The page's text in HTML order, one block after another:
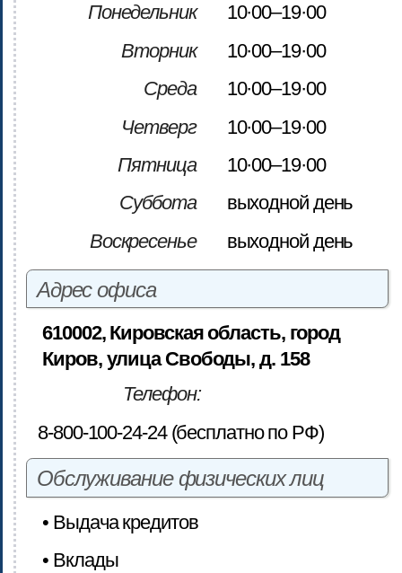
Понедельник
10·00–19·00
Вторник
10·00–19·00
Среда
10·00–19·00
Четверг
10·00–19·00
Пятница
10·00–19·00
Суббота
выходной день
Воскресенье
выходной день
Адрес офиса
610002, Кировская область, город
Киров, улица Свободы, д. 158
Телефон:
8-800-100-24-24 (бесплатно по РФ)
Обслуживание физических лиц
• Выдача кредитов
• Вклады